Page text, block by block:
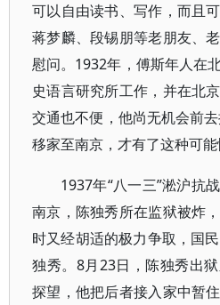
可以自由读书、写作，而且
蒋梦麟、段锡朋等老朋友、
慰问。1932年，傅斯年人在
史语言研究所工作，并在北
交通也不便，他尚无机会前
移家至南京，才有了这种可能
1937年“八一三”淞沪抗
南京，陈独秀所在监狱被炸
时又经胡适的极力争取，国
独秀。8月23日，陈独秀出
探望，他把后者接入家中暂